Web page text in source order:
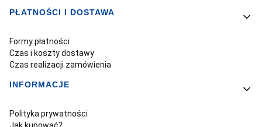
PŁATNOŚCI I DOSTAWA
Formy płatności
Czas i koszty dostawy
Czas realizacji zamówienia
INFORMACJE
Polityka prywatności